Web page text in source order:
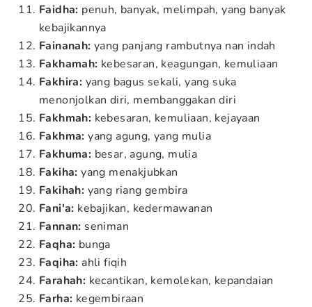
Faidha: penuh, banyak, melimpah, yang banyak
kebajikannya
Fainanah: yang panjang rambutnya nan indah
Fakhamah: kebesaran, keagungan, kemuliaan
Fakhira: yang bagus sekali, yang suka
menonjolkan diri, membanggakan diri
Fakhmah: kebesaran, kemuliaan, kejayaan
Fakhma: yang agung, yang mulia
Fakhuma: besar, agung, mulia
Fakiha:yang menakjubkan
Fakihah: yang riang gembira
Fani'a: kebajikan, kedermawanan
Fannan: seniman
Faqha: bunga
Faqiha: ahli fiqih
Farahah: kecantikan, kemolekan, kepandaian
Farha: kegembiraan